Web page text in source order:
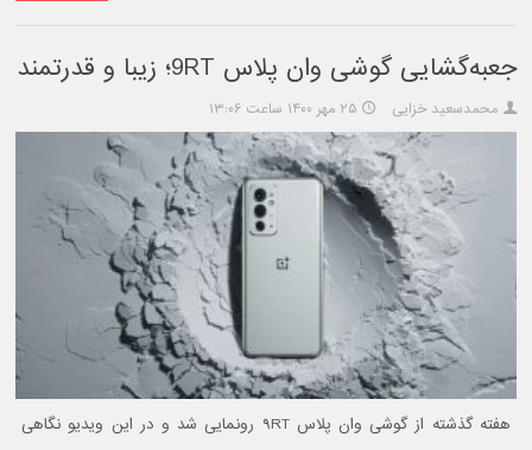
جعبه‌گشایی گوشی وان پلاس 9RT؛ زیبا و قدرتمند
محمدسعید خزایی ۲۵ مهر ۱۴۰۰ ساعت ۱۳:۰۶
هفته گذشته از گوشی وان پلاس ۹RT رونمایی شد و در این ویدیو نگاهی